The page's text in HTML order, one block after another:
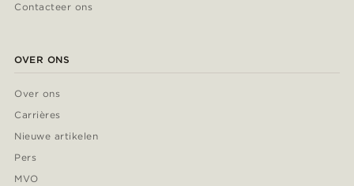
Contacteer ons
OVER ONS
Over ons
Carrières
Nieuwe artikelen
Pers
MVO